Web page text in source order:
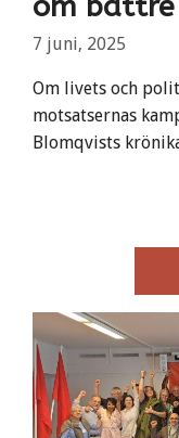
7 juni, 2025
Om livets och
motsatsernas
Blomqvists